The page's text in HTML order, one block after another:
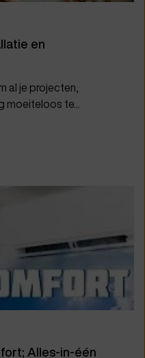
en
al je projecten,
moeiteloos te...
Alles-in-één